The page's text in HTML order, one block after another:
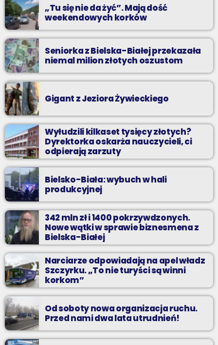
„Tu się nie da żyć”. Mają dość
weekendowych korków
Seniorka z Bielska-Białej przekazała
niemal milion złotych oszustom
Gigant z Jeziora Żywieckiego
Wyłudzili kilkaset tysięcy złotych?
Dyrektorka oskarża nauczycieli, ci
odpierają zarzuty
Bielsko-Biała: wybuch w hali
produkcyjnej
342 mln zł i 1400 pokrzywdzonych.
Nowe wątki w sprawie biznesmena z
Bielska-Białej
Narciarze odpowiadają na apel władz
Szczyrku. „To nie turyści są winni
korkom”
Od soboty nowa organizacja ruchu.
Przed nami dwa lata utrudnień!